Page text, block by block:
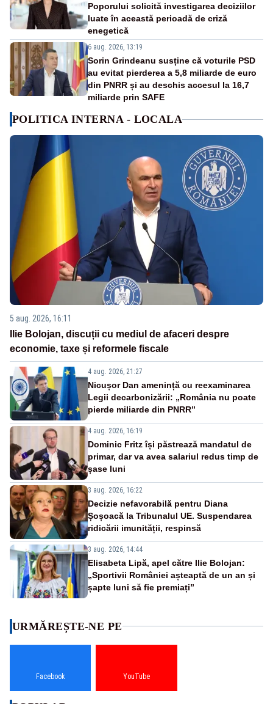
Poporului solicită investigarea deciziilor
luate în această perioadă de criză
enegetică
6 aug. 2026, 13:19
Sorin Grindeanu susține că voturile PSD
au evitat pierderea a 5,8 miliarde de euro
din PNRR și au deschis accesul la 16,7
miliarde prin SAFE
POLITICA INTERNA - LOCALA
5 aug. 2026, 16:11
Ilie Bolojan, discuții cu mediul de afaceri despre
economie, taxe și reformele fiscale
4 aug. 2026, 21:27
Nicușor Dan amenință cu reexaminarea
Legii decarbonizării: „România nu poate
pierde miliarde din PNRR”
4 aug. 2026, 16:19
Dominic Fritz își păstrează mandatul de
primar, dar va avea salariul redus timp de
șase luni
3 aug. 2026, 16:22
Decizie nefavorabilă pentru Diana
Șoșoacă la Tribunalul UE. Suspendarea
ridicării imunității, respinsă
3 aug. 2026, 14:44
Elisabeta Lipă, apel către Ilie Bolojan:
„Sportivii României așteaptă de un an și
șapte luni să fie premiați”
URMĂREȘTE-NE PE
Facebook YouTube